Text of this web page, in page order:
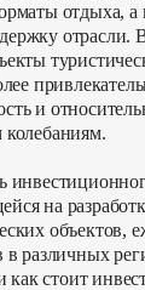
отдыха, а
отрасли.
и
на
объектов,
в различных
как стоит